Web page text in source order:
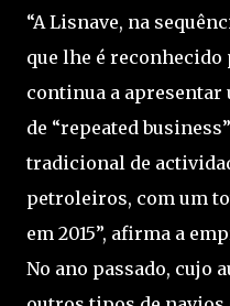
“A Lisnave, na
que lhe é
continua a
de “repeated
tradicional de
petroleiros, com um
em 2015”, afirma a
No ano passado, cujo